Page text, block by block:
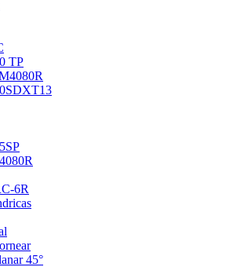
TP
6R
45°